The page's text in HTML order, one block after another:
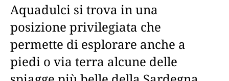
Aquadulci si trova in una
posizione privilegiata che
permette di esplorare anche a
piedi o via terra alcune delle